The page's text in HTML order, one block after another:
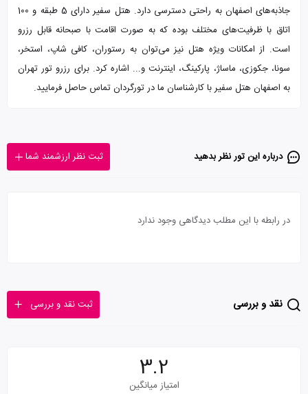
جاذبه‌های اصفهان به راحتی دسترسی دارد. هتل سفیر دارای 5 طبقه و 100
اتاق با ظرفیت‌های مختلف بوده که به صورت اقامت با صبحانه قابل رزرو
است. از امکانات ویژه هتل نیز می‌توان به رستوران، کافی شاپ، استخر،
سونا، جکوزی، ماساژ، پارکینگ، اینترنت و... اشاره کرد. برای رزرو تور تهران
به اصفهان هتل سفیر با کارشناسان ما در تورگردان تماس حاصل فرمایید.
درباره این تور‌ نظر بدهید ثبت نظر ارزشمند شما
در رابطه با این مطلب دیدگاهی وجود ندارد
نقد و بررسی ثبت نقد و بررسی
3.2
امتیاز میانگین